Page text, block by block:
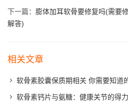
下一篇： 膨体加耳软骨要修复吗(需要
解答)
相关文章
软骨素胶囊保质期相关 你需要知道
软骨素钙片与氨糖：健康关节的得